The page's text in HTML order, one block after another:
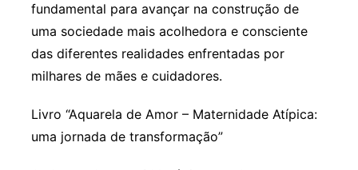
fundamental para avançar na construção de
uma sociedade mais acolhedora e consciente
das diferentes realidades enfrentadas por
milhares de mães e cuidadores.
Livro “Aquarela de Amor – Maternidade Atípica:
uma jornada de transformação”